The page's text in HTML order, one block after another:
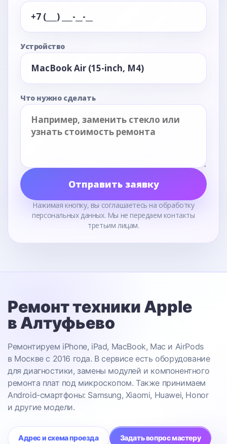
Устройство
Что нужно сделать
Отправить заявку
Нажимая кнопку, вы соглашаетесь на обработку
персональных данных. Мы не передаем контакты
третьим лицам.
Ремонт техники Apple
в Алтуфьево
Ремонтируем iPhone, iPad, MacBook, Mac и AirPods
в Москве с 2016 года. В сервисе есть оборудование
для диагностики, замены модулей и компонентного
ремонта плат под микроскопом. Также принимаем
Android-смартфоны: Samsung, Xiaomi, Huawei, Honor
и другие модели.
Адрес и схема проезда Задать вопрос мастеру